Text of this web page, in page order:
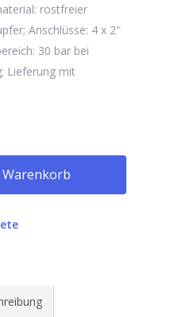
rostfreier
Anschlüsse: 4 x 2″
30 bar bei
Lieferung mit
Warenkorb